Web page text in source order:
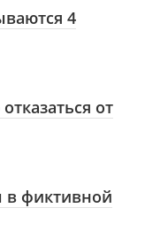
4
от
в фиктивной